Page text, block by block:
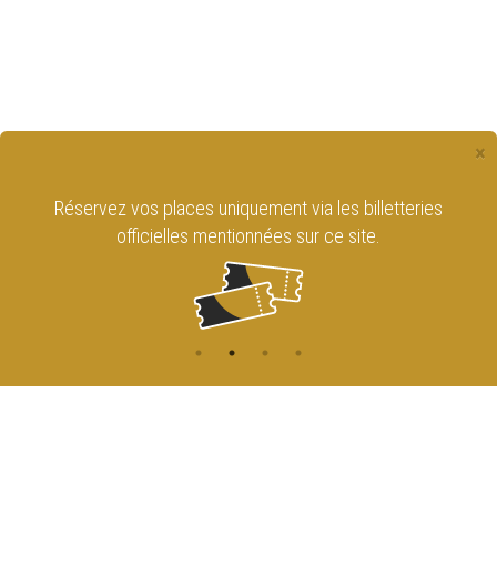
×
Réservez vos places uniquement via les billetteries
officielles mentionnées sur ce site.